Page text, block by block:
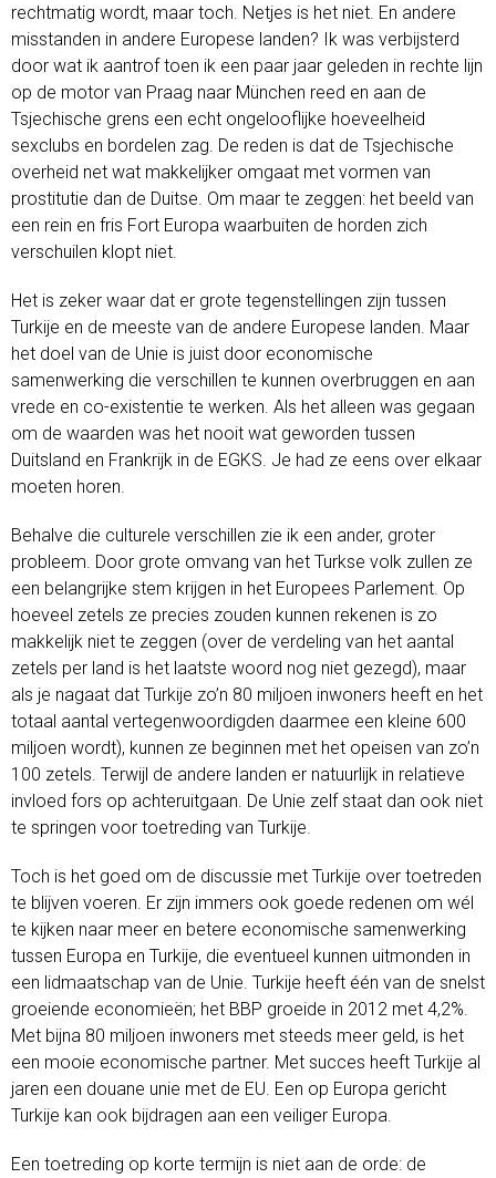
rechtmatig wordt, maar toch. Netjes is het niet. En andere
misstanden in andere Europese landen? Ik was verbijsterd
door wat ik aantrof toen ik een paar jaar geleden in rechte lijn
op de motor van Praag naar München reed en aan de
Tsjechische grens een echt ongelooflijke hoeveelheid
sexclubs en bordelen zag. De reden is dat de Tsjechische
overheid net wat makkelijker omgaat met vormen van
prostitutie dan de Duitse. Om maar te zeggen: het beeld van
een rein en fris Fort Europa waarbuiten de horden zich
verschuilen klopt niet.
Het is zeker waar dat er grote tegenstellingen zijn tussen
Turkije en de meeste van de andere Europese landen. Maar
het doel van de Unie is juist door economische
samenwerking die verschillen te kunnen overbruggen en aan
vrede en co-existentie te werken. Als het alleen was gegaan
om de waarden was het nooit wat geworden tussen
Duitsland en Frankrijk in de EGKS. Je had ze eens over elkaar
moeten horen.
Behalve die culturele verschillen zie ik een ander, groter
probleem. Door grote omvang van het Turkse volk zullen ze
een belangrijke stem krijgen in het Europees Parlement. Op
hoeveel zetels ze precies zouden kunnen rekenen is zo
makkelijk niet te zeggen (over de verdeling van het aantal
zetels per land is het laatste woord nog niet gezegd), maar
als je nagaat dat Turkije zo’n 80 miljoen inwoners heeft en het
totaal aantal vertegenwoordigden daarmee een kleine 600
miljoen wordt), kunnen ze beginnen met het opeisen van zo’n
100 zetels. Terwijl de andere landen er natuurlijk in relatieve
invloed fors op achteruitgaan. De Unie zelf staat dan ook niet
te springen voor toetreding van Turkije.
Toch is het goed om de discussie met Turkije over toetreden
te blijven voeren. Er zijn immers ook goede redenen om wél
te kijken naar meer en betere economische samenwerking
tussen Europa en Turkije, die eventueel kunnen uitmonden in
een lidmaatschap van de Unie. Turkije heeft één van de snelst
groeiende economieën; het BBP groeide in 2012 met 4,2%.
Met bijna 80 miljoen inwoners met steeds meer geld, is het
een mooie economische partner. Met succes heeft Turkije al
jaren een douane unie met de EU. Een op Europa gericht
Turkije kan ook bijdragen aan een veiliger Europa.
Een toetreding op korte termijn is niet aan de orde: de